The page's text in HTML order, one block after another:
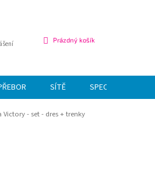
NÁKUPNÍ
Prázdný košík
SÍTĚ SPECIÁLNÍ NABÍDKA
Victory - set - dres + trenky